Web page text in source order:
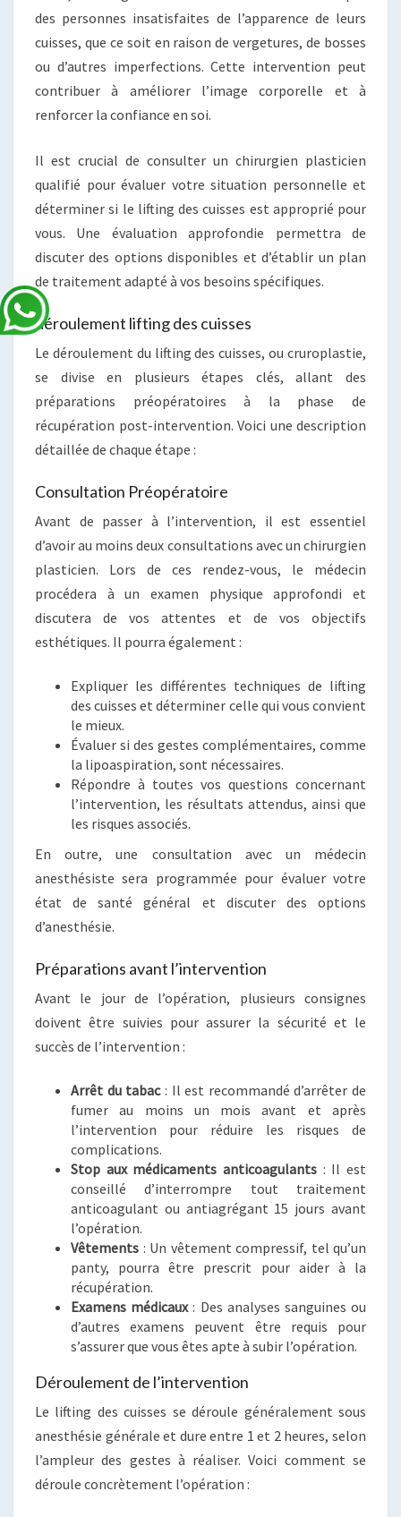
des personnes insatisfaites de l’apparence de leurs
cuisses, que ce soit en raison de vergetures, de bosses
ou d’autres imperfections. Cette intervention peut
contribuer à améliorer l’image corporelle et à
renforcer la confiance en soi.
Il est crucial de consulter un chirurgien plasticien
qualifié pour évaluer votre situation personnelle et
déterminer si le lifting des cuisses est approprié pour
vous. Une évaluation approfondie permettra de
discuter des options disponibles et d’établir un plan
de traitement adapté à vos besoins spécifiques.
déroulement lifting des cuisses
Le déroulement du lifting des cuisses, ou cruroplastie,
se divise en plusieurs étapes clés, allant des
préparations préopératoires à la phase de
récupération post-intervention. Voici une description
détaillée de chaque étape :
Consultation Préopératoire
Avant de passer à l’intervention, il est essentiel
d’avoir au moins deux consultations avec un chirurgien
plasticien. Lors de ces rendez-vous, le médecin
procédera à un examen physique approfondi et
discutera de vos attentes et de vos objectifs
esthétiques. Il pourra également :
Expliquer les différentes techniques de lifting
des cuisses et déterminer celle qui vous convient
le mieux.
Évaluer si des gestes complémentaires, comme
la lipoaspiration, sont nécessaires.
Répondre à toutes vos questions concernant
l’intervention, les résultats attendus, ainsi que
les risques associés.
En outre, une consultation avec un médecin
anesthésiste sera programmée pour évaluer votre
état de santé général et discuter des options
d’anesthésie.
Préparations avant l’intervention
Avant le jour de l’opération, plusieurs consignes
doivent être suivies pour assurer la sécurité et le
succès de l’intervention :
Arrêt du tabac: Il est recommandé d’arrêter de
fumer au moins un mois avant et après
l’intervention pour réduire les risques de
complications.
Stop aux médicaments anticoagulants : Il est
conseillé d’interrompre tout traitement
anticoagulant ou antiagrégant 15 jours avant
l’opération.
Vêtements : Un vêtement compressif, tel qu’un
panty, pourra être prescrit pour aider à la
récupération.
Examens médicaux: Des analyses sanguines ou
d’autres examens peuvent être requis pour
s’assurer que vous êtes apte à subir l’opération.
Déroulement de l’intervention
Le lifting des cuisses se déroule généralement sous
anesthésie générale et dure entre 1 et 2 heures, selon
l’ampleur des gestes à réaliser. Voici comment se
déroule concrètement l’opération :